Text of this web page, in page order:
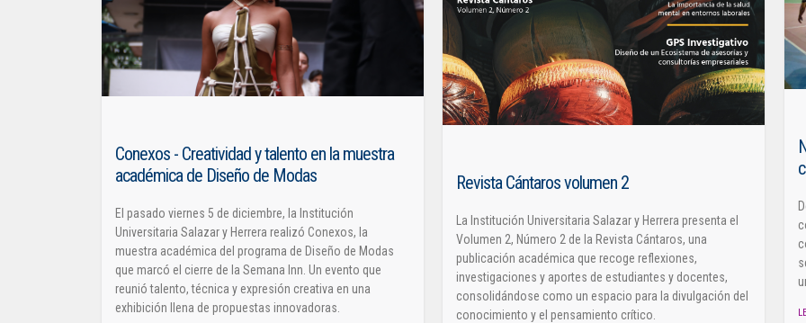
Revista Cántaros volumen 2
La Institución Universitaria Salazar y Herrera presenta el
Volumen 2, Número 2 de la Revista Cántaros, una
publicación académica que recoge reflexiones,
investigaciones y aportes de estudiantes y docentes,
consolidándose como un espacio para la divulgación del
conocimiento y el pensamiento crítico.
Conexos - Creatividad y talento en la muestra
académica de Diseño de Modas
El pasado viernes 5 de diciembre, la Institución
Universitaria Salazar y Herrera realizó Conexos, la
muestra académica del programa de Diseño de Modas
que marcó el cierre de la Semana Inn. Un evento que
reunió talento, técnica y expresión creativa en una
exhibición llena de propuestas innovadoras.